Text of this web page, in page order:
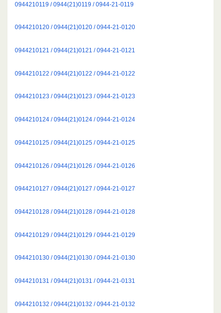
0944210119 / 0944(21)0119 / 0944-21-0119
0944210120 / 0944(21)0120 / 0944-21-0120
0944210121 / 0944(21)0121 / 0944-21-0121
0944210122 / 0944(21)0122 / 0944-21-0122
0944210123 / 0944(21)0123 / 0944-21-0123
0944210124 / 0944(21)0124 / 0944-21-0124
0944210125 / 0944(21)0125 / 0944-21-0125
0944210126 / 0944(21)0126 / 0944-21-0126
0944210127 / 0944(21)0127 / 0944-21-0127
0944210128 / 0944(21)0128 / 0944-21-0128
0944210129 / 0944(21)0129 / 0944-21-0129
0944210130 / 0944(21)0130 / 0944-21-0130
0944210131 / 0944(21)0131 / 0944-21-0131
0944210132 / 0944(21)0132 / 0944-21-0132